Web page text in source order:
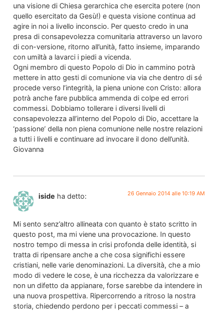
una visione di Chiesa gerarchica che esercita potere (non
quello esercitato da Gesù!) e questa visione continua ad
agire in noi a livello inconscio. Per questo credo in una
presa di consapevolezza comunitaria attraverso un lavoro
di con-versione, ritorno all’unità, fatto insieme, imparando
con umiltà a lavarci i piedi a vicenda.
Ogni membro di questo Popolo di Dio in cammino potrà
mettere in atto gesti di comunione via via che dentro di sé
procede verso l’integrità, la piena unione con Cristo: allora
potrà anche fare pubblica ammenda di colpe ed errori
commessi. Dobbiamo tollerare i diversi livelli di
consapevolezza all’interno del Popolo di Dio, accettare la
‘passione’ della non piena comunione nelle nostre relazioni
a tutti i livelli e continuare ad invocare il dono dell’unità.
Giovanna
iside ha detto: 26 Gennaio 2014 alle 10:19 AM
Mi sento senz’altro allineata con quanto è stato scritto in
questo post, ma mi viene una provocazione. In questo
nostro tempo di messa in crisi profonda delle identità, si
tratta di ripensare anche a che cosa significhi essere
cristiani, nelle varie denominazioni. La diversità, che a mio
modo di vedere le cose, è una ricchezza da valorizzare e
non un difetto da appianare, forse sarebbe da intendere in
una nuova prospettiva. Ripercorrendo a ritroso la nostra
storia, chiedendo perdono per i peccati commessi – a